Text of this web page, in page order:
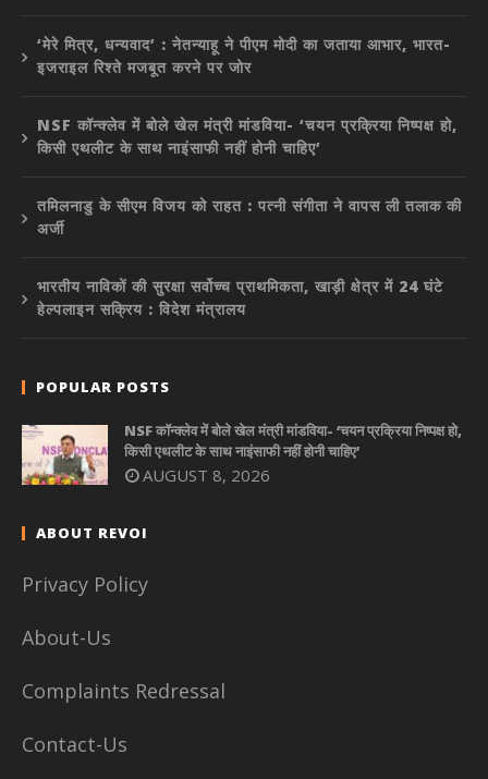
‘मेरे मित्र, धन्यवाद’ : नेतन्याहू ने पीएम मोदी का जताया आभार, भारत-
इजराइल रिश्ते मजबूत करने पर जोर
NSF कॉन्क्लेव में बोले खेल मंत्री मांडविया- ‘चयन प्रक्रिया निष्पक्ष हो,
किसी एथलीट के साथ नाइंसाफी नहीं होनी चाहिए’
तमिलनाडु के सीएम विजय को राहत : पत्नी संगीता ने वापस ली तलाक की
अर्जी
भारतीय नाविकों की सुरक्षा सर्वोच्च प्राथमिकता, खाड़ी क्षेत्र में 24 घंटे
हेल्पलाइन सक्रिय : विदेश मंत्रालय
POPULAR POSTS
NSF कॉन्क्लेव में बोले खेल मंत्री मांडविया- ‘चयन प्रक्रिया निष्पक्ष हो,
किसी एथलीट के साथ नाइंसाफी नहीं होनी चाहिए’
AUGUST 8, 2026
ABOUT REVOI
Privacy Policy
About-Us
Complaints Redressal
Contact-Us